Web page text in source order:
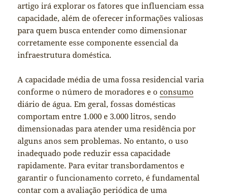
artigo irá explorar os fatores que influenciam essa
capacidade, além de oferecer informações valiosas
para quem busca entender como dimensionar
corretamente esse componente essencial da
infraestrutura doméstica.
A capacidade média de uma fossa residencial varia
conforme o número de moradores e oconsumo
diário de água. Em geral, fossas domésticas
comportam entre 1.000 e 3.000 litros, sendo
dimensionadas para atender uma residência por
alguns anos sem problemas. No entanto, o uso
inadequado pode reduzir essa capacidade
rapidamente. Para evitar transbordamentos e
garantir o funcionamento correto, é fundamental
contar com a avaliação periódica de uma